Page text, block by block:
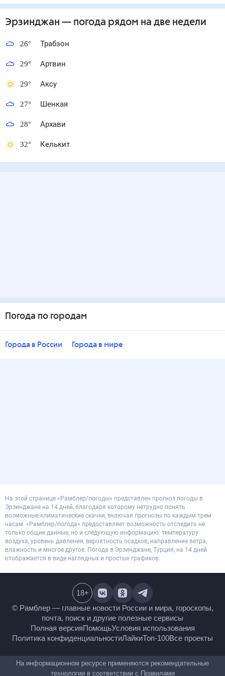
Эрзинджан — погода рядом на две недели
26° Трабзон
29° Артвин
29° Аксу
27° Шенкая
28° Архави
32° Келькит
Погода по городам
Города в России Города в мире
На этой странице «Рамблер/погоды» представлен прогноз погоды в
Эрзинджане на 14 дней, благодаря которому нетрудно понять
возможные климатические скачки, включая прогнозы по каждым трем
часам. «Рамблер/погода» предоставляет возможность отследить не
только общие данные, но и следующую информацию: температуру
воздуха, уровень давления, вероятность осадков, направление ветра,
влажность и многое другое. Погода в Эрзинджане, Турция, на 14 дней
отображается в виде наглядных и простых графиков.
© Рамблер — главные новости России и мира,
гороскопы, почта, поиск и другие полезные сервисы
Полная версияПомощьУсловия использования
Политика конфиденциальностиЛайкиТоп-100
18+
На информационном ресурсе применяются